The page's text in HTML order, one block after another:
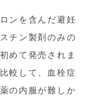
ンを含んだ避妊
チン製剤のみの
めて発売されま
較して、血栓症
の内服が難しか